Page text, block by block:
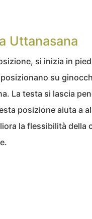
Uttanasana
si inizia in
su
La testa si lascia
posizione aiuta a
la flessibilità della